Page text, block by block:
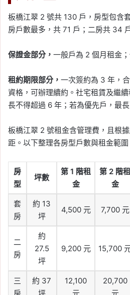
板橋江翠 2 號共 130 戶，房型包含
房戶數最多，共 71 戶；二房共 34
保證金部分， 一般戶為 2 個月租金
租約期限部分， 一次簽約為 3 年，
資格，可辦理續約。社宅租賃及繼
長不得超過 6 年；若為優先戶，最
板橋江翠 2 號租金含管理費，且根
距。以下整理各房型戶數與租金範圍
房
型
坪數
第 1 階租
金
第 2 階租
金
套
房
約 13
坪
4,500 元 7,700 元
二
房
約
27.5
坪
9,200 元 15,700
三
約 37
12,100
20,700